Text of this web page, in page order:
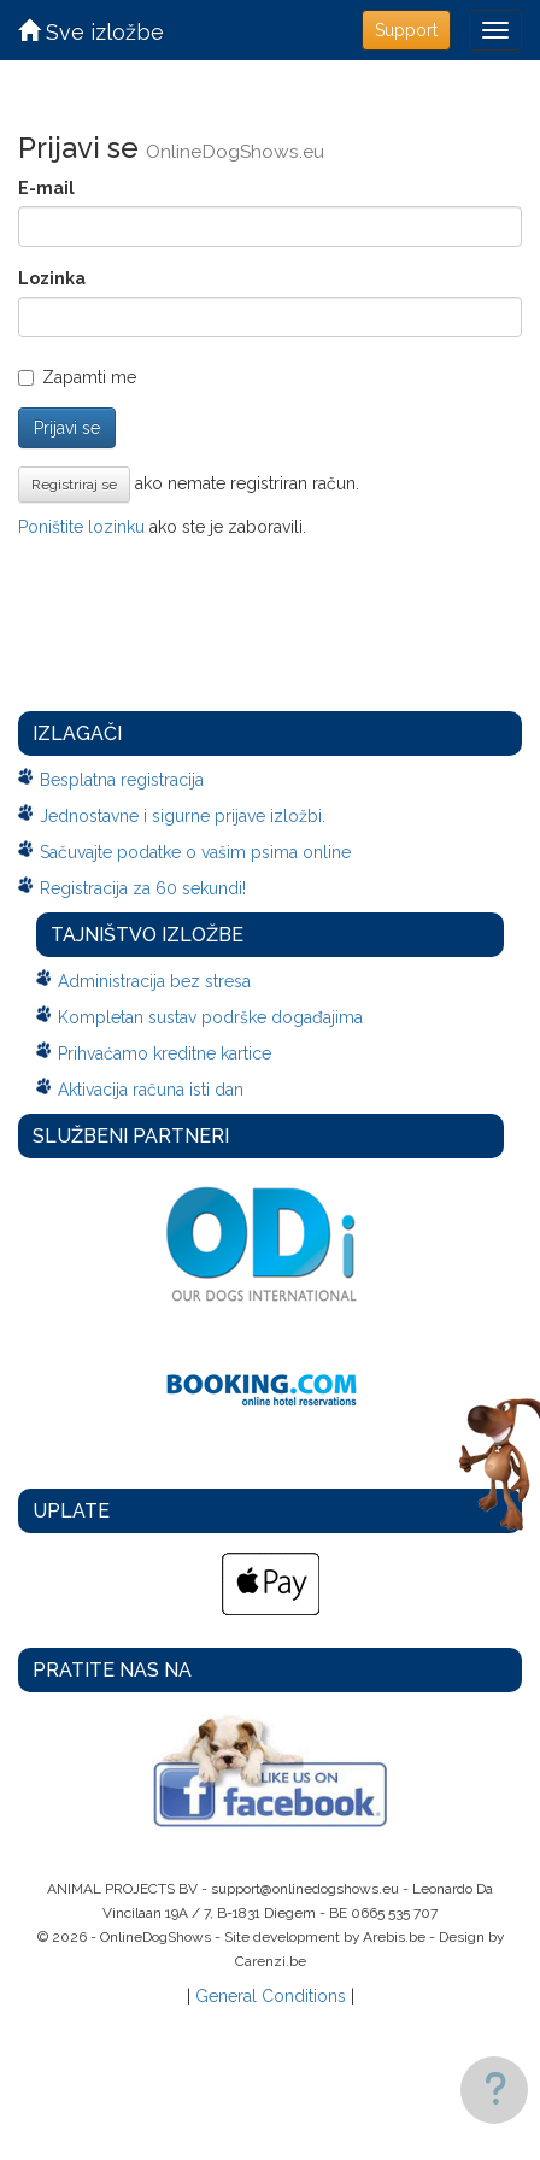
Support
Sve izložbe
Prijavi se OnlineDogShows.eu
E-mail
Lozinka
Zapamti me
Prijavi se
Registriraj se ako nemate registriran račun.
Poništite lozinku ako ste je zaboravili.
IZLAGAČI
Besplatna registracija
Jednostavne i sigurne prijave izložbi.
Sačuvajte podatke o vašim psima online
Registracija za 60 sekundi!
TAJNIŠTVO IZLOŽBE
Administracija bez stresa
Kompletan sustav podrške događajima
Prihvaćamo kreditne kartice
Aktivacija računa isti dan
SLUŽBENI PARTNERI
UPLATE
PRATITE NAS NA
ANIMAL PROJECTS BV - support@onlinedogshows.eu - Leonardo Da
Vincilaan 19A / 7, B-1831 Diegem - BE 0665 535 707
© 2026 - OnlineDogShows - Site development by Arebis.be - Design by
Carenzi.be
General Conditions